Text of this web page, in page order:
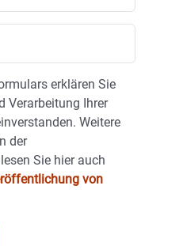
erklären Sie
Verarbeitung Ihrer
Weitere
der
Sie hier auch
von